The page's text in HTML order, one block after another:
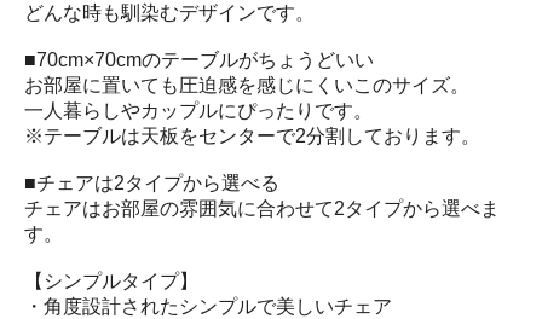
どんな時も馴染むデザインです。
■70cm×70cmのテーブルがちょうどいい
お部屋に置いても圧迫感を感じにくいこのサイズ。
一人暮らしやカップルにぴったりです。
※テーブルは天板をセンターで2分割しております。
■チェアは2タイプから選べる
チェアはお部屋の雰囲気に合わせて2タイプから選べま
す。
【シンプルタイプ】
・角度設計されたシンプルで美しいチェア